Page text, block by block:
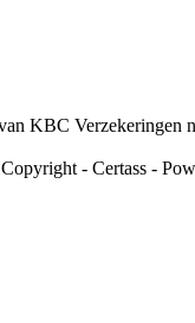
KBC
- Certass -